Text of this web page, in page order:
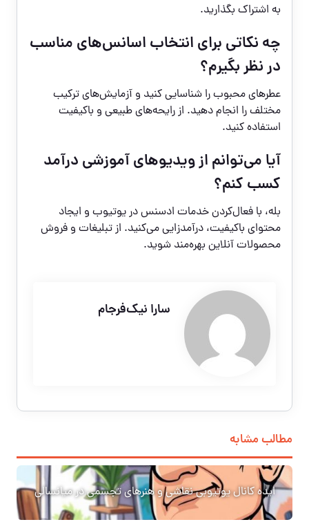
به اشتراک بگذارید.
چه نکاتی برای انتخاب اسانس‌های مناسب
در نظر بگیرم؟
عطرهای محبوب را شناسایی کنید و آزمایش‌های ترکیب
مختلف را انجام دهید. از رایحه‌های طبیعی و باکیفیت
استفاده کنید.
آیا می‌توانم از ویدیوهای آموزشی درآمد
کسب کنم؟
بله، با فعال‌کردن خدمات ادسنس در یوتیوب و ایجاد
محتوای باکیفیت، درآمدزایی می‌کنید. از تبلیغات و فروش
محصولات آنلاین بهره‌مند شوید.
سارا نیک‌فرجام
مطالب مشابه
ایده کانال یوتیوبی نقاشی و هنرهای تجسمی در میانسالی